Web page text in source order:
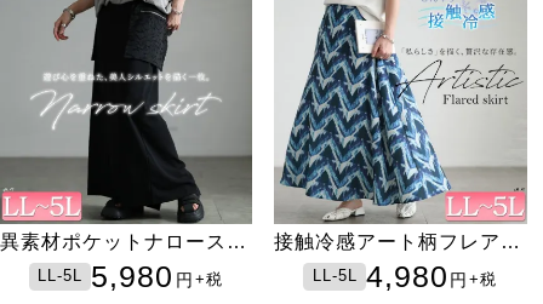
異素材ポケットナロースカ
ートLL-5L 5,980 円 +税
接触冷感アート柄フレアス
カートLL-5L 4,980 円 +税